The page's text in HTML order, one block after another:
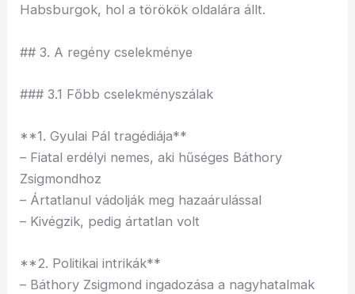
Habsburgok, hol a törökök oldalára állt.
## 3. A regény cselekménye
### 3.1 Főbb cselekményszálak
**1. Gyulai Pál tragédiája**
– Fiatal erdélyi nemes, aki hűséges Báthory
Zsigmondhoz
– Ártatlanul vádolják meg hazaárulással
– Kivégzik, pedig ártatlan volt
**2. Politikai intrikák**
– Báthory Zsigmond ingadozása a nagyhatalmak